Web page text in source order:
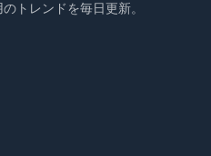
トレンドを毎日更新。